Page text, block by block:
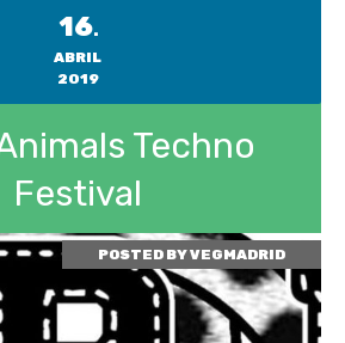
16.
ABRIL
2019
Techno
Festival
POSTED BYVEGMADRID